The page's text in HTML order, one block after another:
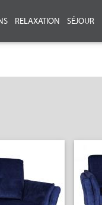
RELAXATION SÉJOUR